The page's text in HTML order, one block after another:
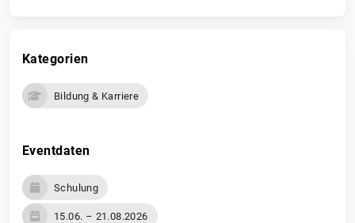
Kategorien
Bildung & Karriere
Eventdaten
Schulung
15.06. – 21.08.2026